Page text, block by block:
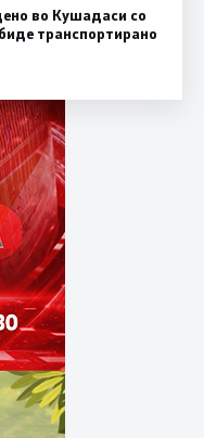
во Кушадаси со
транспортирано